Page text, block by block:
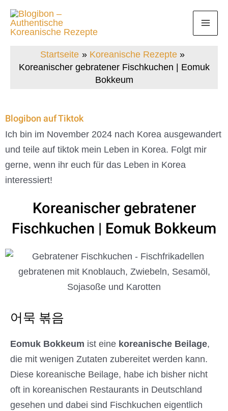
Zum
Inhalt
springen
Startseite
Koreanische Rezepte
Koreanischer gebratener Fischkuchen | Eomuk
Bokkeum
Blogibon auf Tiktok
Ich bin im November 2024 nach Korea ausgewandert
und teile auf tiktok mein Leben in Korea. Folgt mir
gerne, wenn ihr euch für das Leben in Korea
interessiert!
Koreanischer gebratener
Fischkuchen | Eomuk Bokkeum
어묵 볶음
Eomuk Bokkeum ist eine koreanische Beilage,
die mit wenigen Zutaten zubereitet werden kann.
Diese koreanische Beilage, habe ich bisher nicht
oft in koreanischen Restaurants in Deutschland
gesehen und dabei sind Fischkuchen eigentlich